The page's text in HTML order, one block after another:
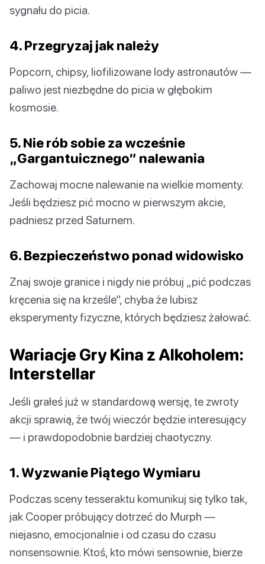
sygnału do picia.
4. Przegryzaj jak należy
Popcorn, chipsy, liofilizowane lody astronautów —
paliwo jest niezbędne do picia w głębokim
kosmosie.
5. Nie rób sobie za wcześnie
„Gargantuicznego” nalewania
Zachowaj mocne nalewanie na wielkie momenty.
Jeśli będziesz pić mocno w pierwszym akcie,
padniesz przed Saturnem.
6. Bezpieczeństwo ponad widowisko
Znaj swoje granice i nigdy nie próbuj „pić podczas
kręcenia się na krześle”, chyba że lubisz
eksperymenty fizyczne, których będziesz żałować.
Wariacje Gry Kina z Alkoholem:
Interstellar
Jeśli grałeś już w standardową wersję, te zwroty
akcji sprawią, że twój wieczór będzie interesujący
— i prawdopodobnie bardziej chaotyczny.
1. Wyzwanie Piątego Wymiaru
Podczas sceny tesseraktu komunikuj się tylko tak,
jak Cooper próbujący dotrzeć do Murph —
niejasno, emocjonalnie i od czasu do czasu
nonsensownie. Ktoś, kto mówi sensownie, bierze